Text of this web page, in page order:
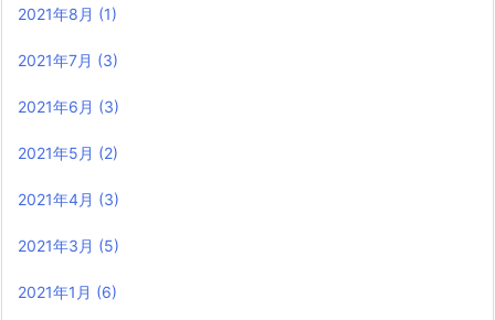
2021年8月 (1)
2021年7月 (3)
2021年6月 (3)
2021年5月 (2)
2021年4月 (3)
2021年3月 (5)
2021年1月 (6)